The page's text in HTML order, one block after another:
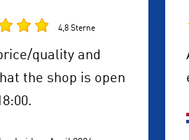
4,8 Sterne
quality and
the shop is open